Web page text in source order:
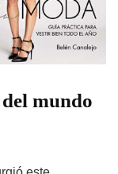
mundo